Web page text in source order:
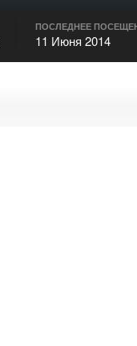
ПОСЛЕДНЕЕ
11 Июня 2014